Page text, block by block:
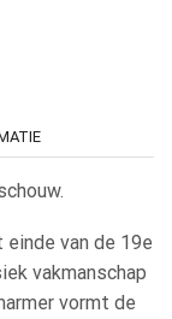
van de 19e
vakmanschap
vormt de